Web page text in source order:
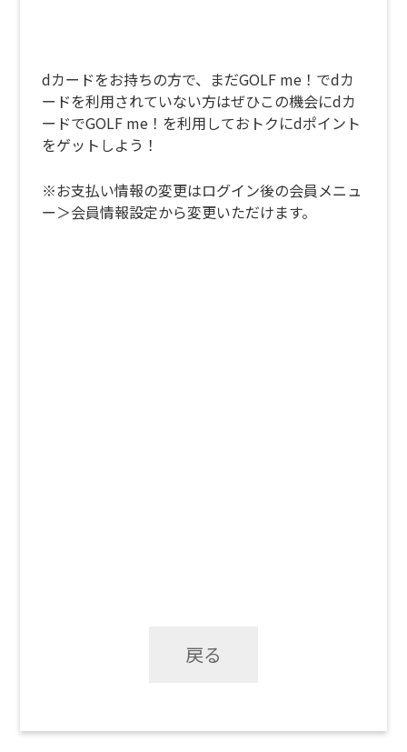
dカードをお持ちの方で、まだGOLF me！でdカ
ードを利用されていない方はぜひこの機会にdカ
ードでGOLF me！を利用しておトクにdポイント
をゲットしよう！
※お支払い情報の変更はログイン後の会員メニュ
ー＞会員情報設定から変更いただけます。
戻る